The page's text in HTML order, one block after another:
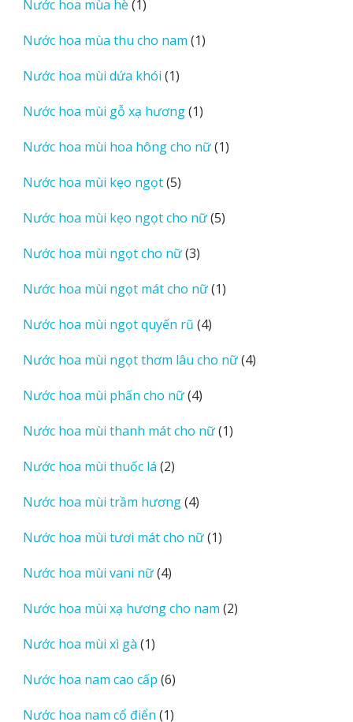
Nước hoa mùa hè 11
phẩm
Nước hoa mùa thu cho nam 11
Nước hoa mùi dứa khói 11
phẩm
Nước hoa mùi gỗ xạ hương 11
phẩm
Nước hoa mùi hoa hông cho nữ 11
Nước hoa mùi kẹo ngọt 55
phẩm
Nước hoa mùi kẹo ngọt cho nữ 55
Nước hoa mùi ngọt cho nữ 33
phẩm
Nước hoa mùi ngọt mát cho nữ 11
Nước hoa mùi ngọt quyến rũ 44
phẩm
Nước hoa mùi ngọt thơm lâu cho nữ 44
Nước hoa mùi phấn cho nữ 44
phẩm
Nước hoa mùi thanh mát cho nữ 11
Nước hoa mùi thuốc lá 22
phẩm
Nước hoa mùi trầm hương 44
phẩm
Nước hoa mùi tươi mát cho nữ 11
Nước hoa mùi vani nữ 44
phẩm
Nước hoa mùi xạ hương cho nam 22
Nước hoa mùi xì gà 11
phẩm
Nước hoa nam cao cấp 66
phẩm
Nước hoa nam cổ điển 11